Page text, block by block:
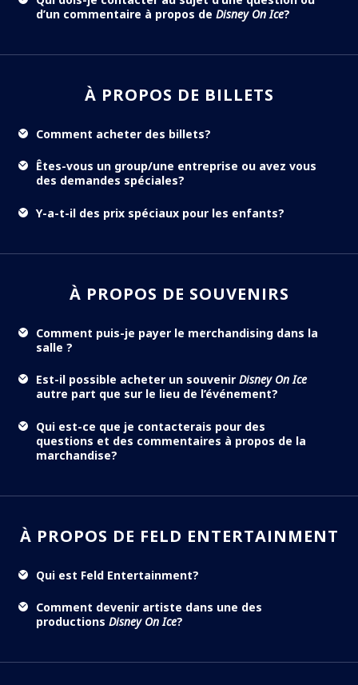
d’un commentaire à propos de Disney On Ice?
À PROPOS DE BILLETS
Comment acheter des billets?
Êtes-vous un group/une entreprise ou avez vous
des demandes spéciales?
Y-a-t-il des prix spéciaux pour les enfants?
À PROPOS DE SOUVENIRS
Comment puis-je payer le merchandising dans la
salle ?
Est-il possible acheter un souvenir Disney On Ice
autre part que sur le lieu de l’événement?
Qui est-ce que je contacterais pour des
questions et des commentaires à propos de la
marchandise?
À PROPOS DE FELD ENTERTAINMENT
Qui est Feld Entertainment?
Comment devenir artiste dans une des
productions Disney On Ice?